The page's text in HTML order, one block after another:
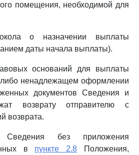
помещения, необходимой для
о назначении выплаты
даты начала выплаты).
оснований для выплаты
либо ненадлежащем оформлении
документов Сведения и
возврату отправителю с
возврата.
без приложения
в пункте 2.8 Положения,